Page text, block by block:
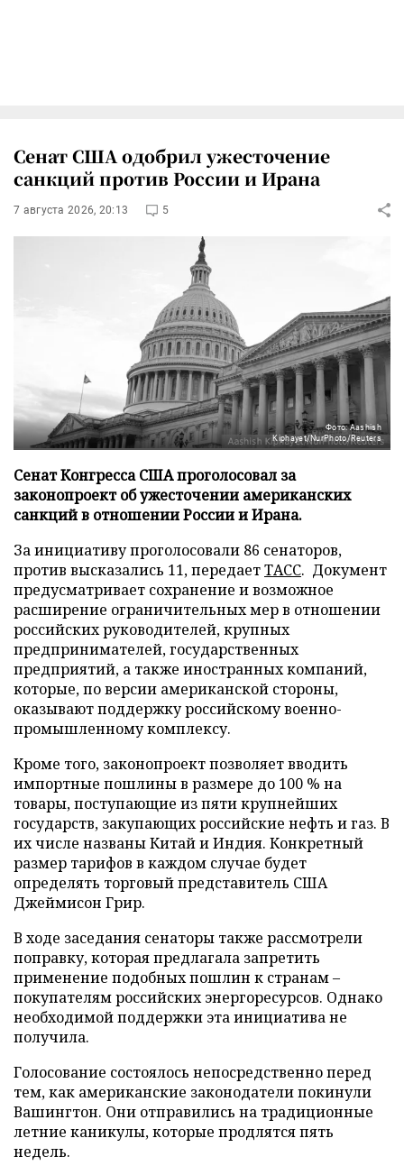
Сенат США одобрил ужесточение
санкций против России и Ирана
7 августа 2026, 20:13 5
Фото: Aashish
Kiphayet/NurPhoto/Reuters
Сенат Конгресса США проголосовал за
законопроект об ужесточении американских
санкций в отношении России и Ирана.
За инициативу проголосовали 86 сенаторов,
против высказались 11, передаетТАСС. Документ
предусматривает сохранение и возможное
расширение ограничительных мер в отношении
российских руководителей, крупных
предпринимателей, государственных
предприятий, а также иностранных компаний,
которые, по версии американской стороны,
оказывают поддержку российскому военно-
промышленному комплексу.
Кроме того, законопроект позволяет вводить
импортные пошлины в размере до 100 % на
товары, поступающие из пяти крупнейших
государств, закупающих российские нефть и газ. В
их числе названы Китай и Индия. Конкретный
размер тарифов в каждом случае будет
определять торговый представитель США
Джеймисон Грир.
В ходе заседания сенаторы также рассмотрели
поправку, которая предлагала запретить
применение подобных пошлин к странам –
покупателям российских энергоресурсов. Однако
необходимой поддержки эта инициатива не
получила.
Голосование состоялось непосредственно перед
тем, как американские законодатели покинули
Вашингтон. Они отправились на традиционные
летние каникулы, которые продлятся пять
недель.